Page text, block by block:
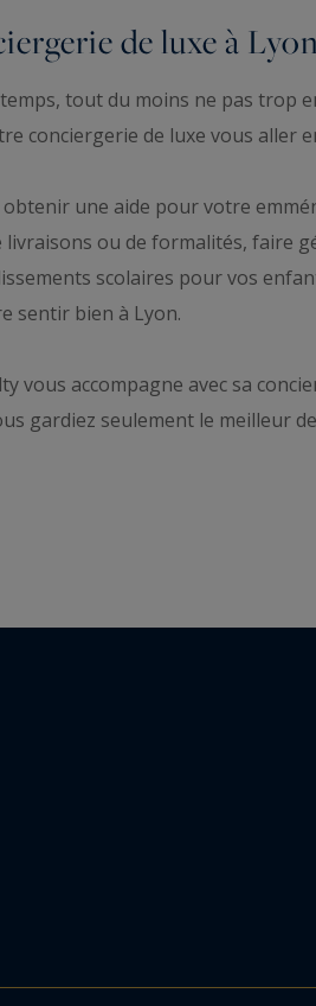
de luxe à Lyon
temps, tout du moins ne pas trop
conciergerie de luxe vous aller
une aide pour votre
ou de formalités, faire
scolaires pour vos
sentir bien à Lyon.
vous accompagne avec sa
gardiez seulement le meilleur